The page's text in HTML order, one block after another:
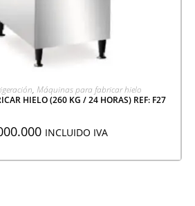
A COTIZACIÓN
, Máquinas para fabricar hielo
HIELO (260 KG / 24 HORAS) REF: F27
INCLUIDO IVA